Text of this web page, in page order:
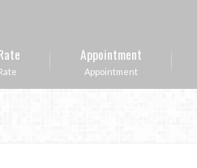
Appointment
Appointment